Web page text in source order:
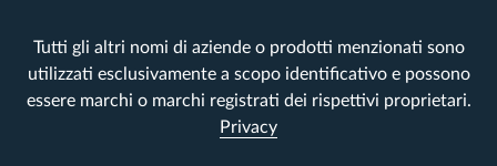
Tutti gli altri nomi di aziende o prodotti menzionati sono
utilizzati esclusivamente a scopo identificativo e possono
essere marchi o marchi registrati dei rispettivi proprietari.
Privacy